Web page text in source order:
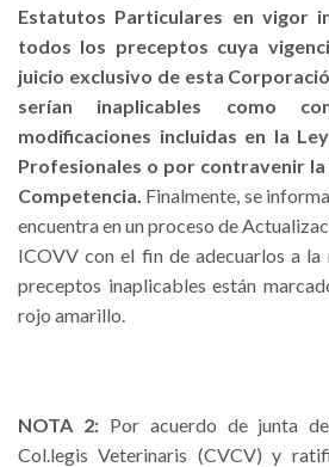
Estatutos Particulares en vigor
todos los preceptos cuya
juicio exclusivo de esta
serían inaplicables como
modificaciones incluidas en la
Profesionales o por contravenir la
Competencia. Finalmente, se
encuentra en un proceso de
ICOVV con el fin de adecuarlos a la
preceptos inaplicables están
rojo amarillo.
NOTA 2:Por acuerdo de junta
Col.legis Veterinaris (CVCV) y